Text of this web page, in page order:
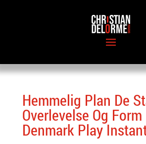
Hemmelig Plan De
Overlevelse Og Form
Denmark Play